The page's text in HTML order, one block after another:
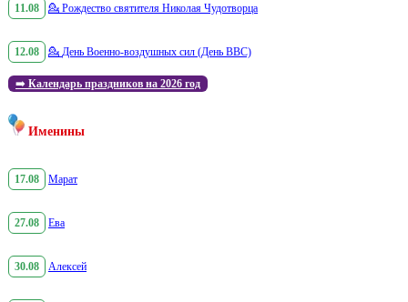
11.08 💁 Рождество святителя Николая Чудотворца
12.08 💁 День Военно-воздушных сил (День ВВС)
➡️ Календарь праздников на 2026 год
Именины
17.08 Марат
27.08 Ева
30.08 Алексей